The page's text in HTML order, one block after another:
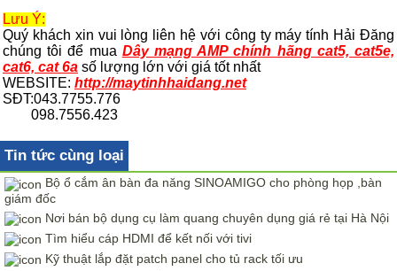
Lưu Ý:
Quý khách xin vui lòng liên hệ với công ty máy tính Hải Đăng
chúng tôi để mua Dây mạng AMP chính hãng cat5, cat5e,
cat6, cat 6a số lượng lớn với giá tốt nhất
WEBSITE: http://maytinhhaidang.net
SĐT:043.7755.776
098.7556.423
Tin tức cùng loại
Bộ ổ cắm ân bàn đa năng SINOAMIGO cho phòng họp ,bàn
giám đốc
Nơi bán bộ dụng cụ làm quang chuyên dụng giá rẻ tại Hà Nội
Tìm hiểu cáp HDMI để kết nối với tivi
Kỹ thuật lắp đặt patch panel cho tủ rack tối ưu